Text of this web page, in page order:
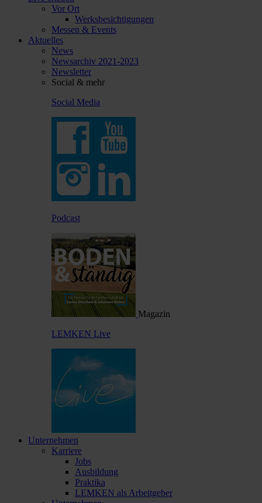
Vor Ort
Werksbesichtigungen
Messen & Events
Aktuelles
News
Newsarchiv 2021-2023
Newsletter
Social & mehr
Social Media
Podcast
Magazin
LEMKEN Live
Unternehmen
Karriere
Jobs
Ausbildung
Praktika
LEMKEN als Arbeitgeber